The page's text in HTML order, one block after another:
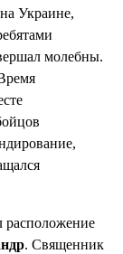
Украине,
молебны.
расположение
. Священник